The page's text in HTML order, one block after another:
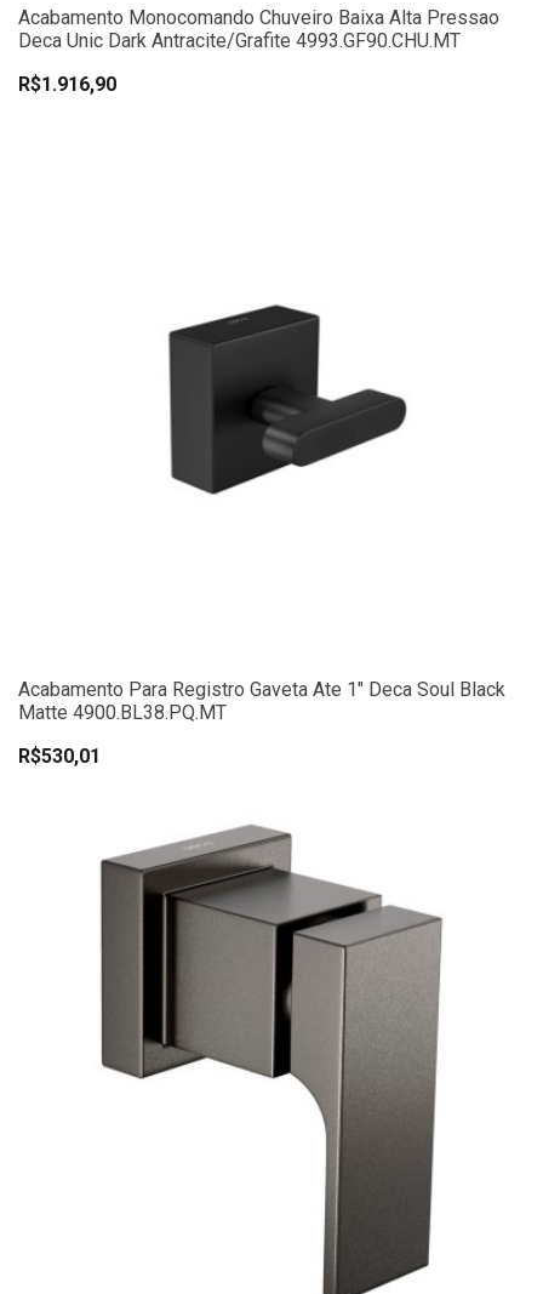
Acabamento Monocomando Chuveiro Baixa Alta Pressao
Deca Unic Dark Antracite/Grafite 4993.GF90.CHU.MT
R$1.916,90
Acabamento Para Registro Gaveta Ate 1" Deca Soul Black
Matte 4900.BL38.PQ.MT
R$530,01